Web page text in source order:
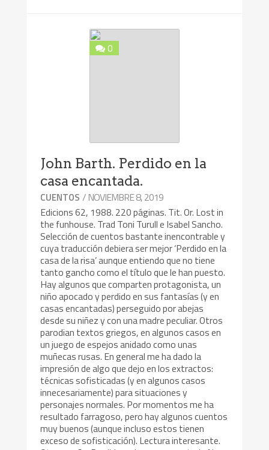
0
John Barth. Perdido en la
casa encantada.
CUENTOS / NOVIEMBRE 8, 2019
Edicions 62, 1988. 220 páginas. Tit. Or. Lost in
the funhouse. Trad Toni Turull e Isabel Sancho.
Selección de cuentos bastante inencontrable y
cuya traducción debiera ser mejor ‘Perdido en la
casa de la risa’ aunque entiendo que no tiene
tanto gancho como el título que le han puesto.
Hay algunos que comparten protagonista, un
niño apocado y perdido en sus fantasías (y en
casas encantadas) perseguido por abejas
desde su niñez y con una madre peculiar. Otros
parodian textos griegos, en algunos casos en
un juego de espejos anidado como unas
muñecas rusas. En general me ha dado la
impresión de algo que dejo en los extractos:
técnicas sofisticadas (y en algunos casos
innecesariamente) para situaciones y
personajes normales. Por momentos me ha
resultado farragoso, pero hay algunos cuentos
muy buenos (aunque incluso estos tienen
exceso de sofisticación). Lectura interesante.